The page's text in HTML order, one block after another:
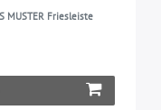
MUSTER Friesleiste